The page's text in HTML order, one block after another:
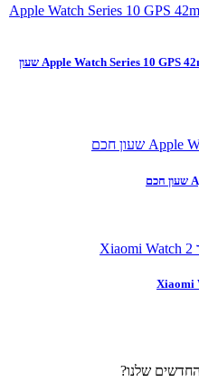
Apple Watch Series 10 GPS 42mm Aluminium Sport Band M/L שעון
שלנו?